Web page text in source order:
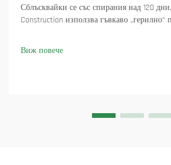
Сблъсквайки се със спирания над 120
Construction използва гъвкаво „герилно“
Вижте как са поддържали
Виж повече